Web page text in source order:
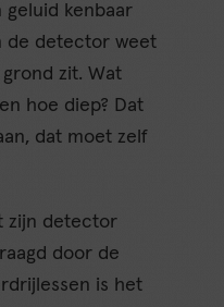
geluid kenbaar
de detector weet
zit. Wat
hoe diep? Dat
dat moet zelf
zijn detector
door de
is het